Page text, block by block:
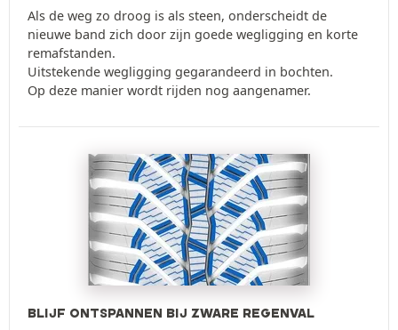
Als de weg zo droog is als steen, onderscheidt de
nieuwe band zich door zijn goede wegligging en korte
remafstanden.
Uitstekende wegligging gegarandeerd in bochten.
Op deze manier wordt rijden nog aangenamer.
BLIJF ONTSPANNEN BIJ ZWARE REGENVAL